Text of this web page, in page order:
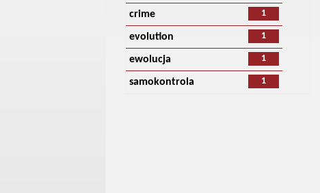
1
crime
1
evolution
1
ewolucja
1
samokontrola